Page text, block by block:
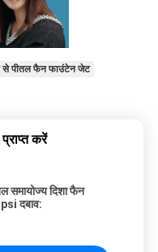
से पीतल फैन फाउंटेन जेट
करें
समायोज्य दिशा फैन
दबाव: